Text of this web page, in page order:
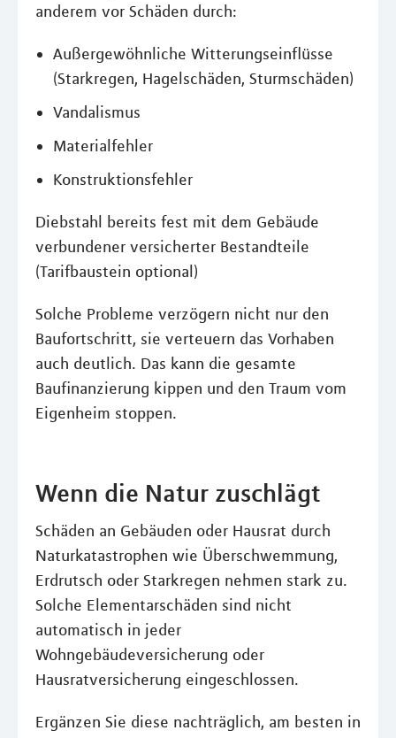
anderem vor Schäden durch:
Außergewöhnliche Witterungseinflüsse
(Starkregen, Hagelschäden, Sturmschäden)
Vandalismus
Materialfehler
Konstruktionsfehler
Diebstahl bereits fest mit dem Gebäude
verbundener versicherter Bestandteile
(Tarifbaustein optional)
Solche Probleme verzögern nicht nur den
Baufortschritt, sie verteuern das Vorhaben
auch deutlich. Das kann die gesamte
Baufinanzierung kippen und den Traum vom
Eigenheim stoppen.
Wenn die Natur zuschlägt
Schäden an Gebäuden oder Hausrat durch
Naturkatastrophen wie Überschwemmung,
Erdrutsch oder Starkregen nehmen stark zu.
Solche Elementarschäden sind nicht
automatisch in jeder
Wohngebäudeversicherung oder
Hausratversicherung eingeschlossen.
Ergänzen Sie diese nachträglich, am besten in